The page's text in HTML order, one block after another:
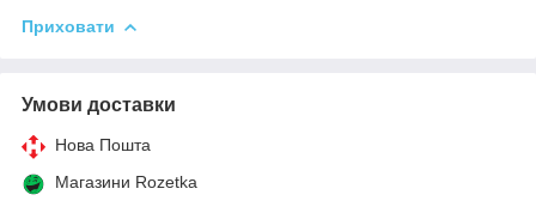
Приховати
Умови доставки
Нова Пошта
Магазини Rozetka